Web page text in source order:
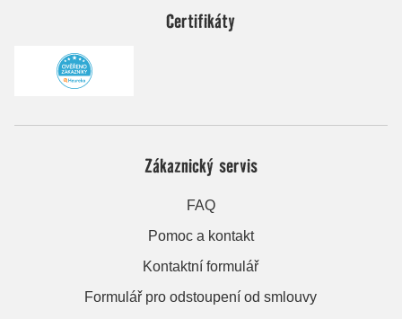
Certifikáty
Zákaznický servis
FAQ
Pomoc a kontakt
Kontaktní formulář
Formulář pro odstoupení od smlouvy